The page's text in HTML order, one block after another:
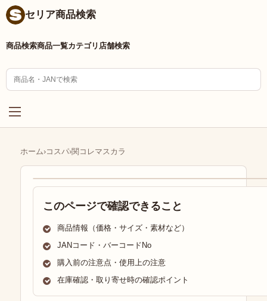
セリア商品検索
商品検索商品一覧カテゴリ 店舗検索
ホーム›コスパ›関コレマスカラ
このページで確認できること
商品情報（価格・サイズ・素材など）
JANコード・バーコードNo
購入前の注意点・使用上の注意
在庫確認・取り寄せ時の確認ポイント